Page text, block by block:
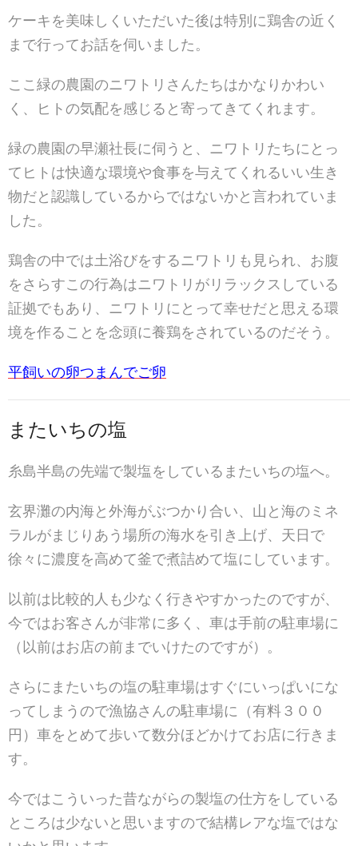
ケーキを美味しくいただいた後は特別に鶏舎の近く
まで行ってお話を伺いました。
ここ緑の農園のニワトリさんたちはかなりかわい
く、ヒトの気配を感じると寄ってきてくれます。
緑の農園の早瀬社長に伺うと、ニワトリたちにとっ
てヒトは快適な環境や食事を与えてくれるいい生き
物だと認識しているからではないかと言われていま
した。
鶏舎の中では土浴びをするニワトリも見られ、お腹
をさらすこの行為はニワトリがリラックスしている
証拠でもあり、ニワトリにとって幸せだと思える環
境を作ることを念頭に養鶏をされているのだそう。
平飼いの卵つまんでご卵
またいちの塩
糸島半島の先端で製塩をしているまたいちの塩へ。
玄界灘の内海と外海がぶつかり合い、山と海のミネ
ラルがまじりあう場所の海水を引き上げ、天日で
徐々に濃度を高めて釜で煮詰めて塩にしています。
以前は比較的人も少なく行きやすかったのですが、
今ではお客さんが非常に多く、車は手前の駐車場に
（以前はお店の前までいけたのですが）。
さらにまたいちの塩の駐車場はすぐにいっぱいにな
ってしまうので漁協さんの駐車場に（有料３００
円）車をとめて歩いて数分ほどかけてお店に行きま
す。
今ではこういった昔ながらの製塩の仕方をしている
ところは少ないと思いますので結構レアな塩ではな